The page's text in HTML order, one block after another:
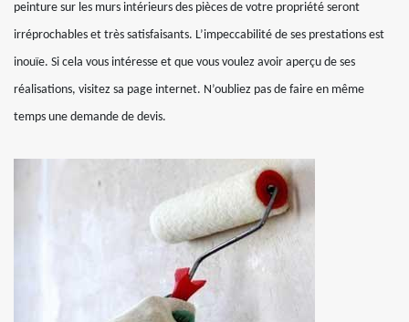
peinture sur les murs intérieurs des pièces de votre propriété seront
irréprochables et très satisfaisants. L’impeccabilité de ses prestations est
inouïe. Si cela vous intéresse et que vous voulez avoir aperçu de ses
réalisations, visitez sa page internet. N’oubliez pas de faire en même
temps une demande de devis.